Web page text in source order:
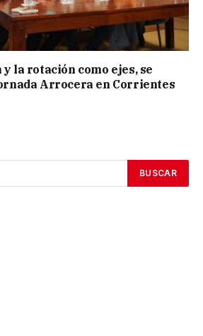
la rotación como ejes, se
Arrocera en Corrientes